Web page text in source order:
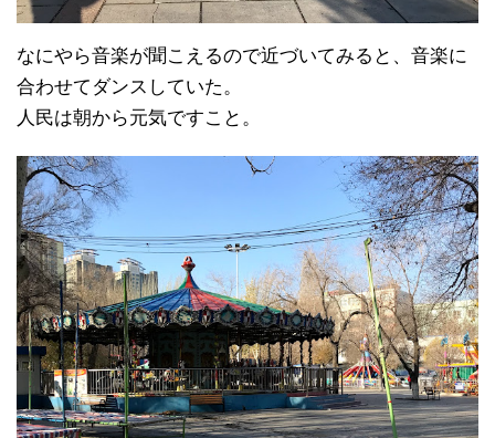
なにやら音楽が聞こえるので近づいてみると、音楽に
合わせてダンスしていた。
人民は朝から元気ですこと。